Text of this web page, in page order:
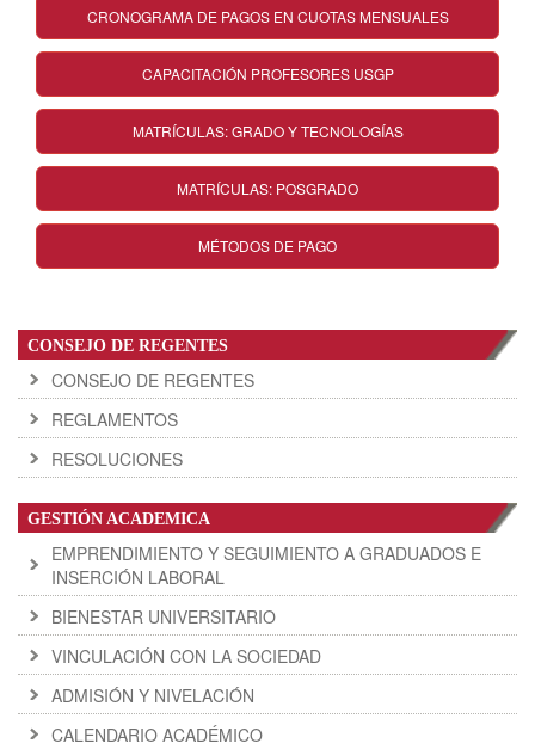
CRONOGRAMA DE PAGOS EN CUOTAS MENSUALES
CAPACITACIÓN PROFESORES USGP
MATRÍCULAS: GRADO Y TECNOLOGÍAS
MATRÍCULAS: POSGRADO
MÉTODOS DE PAGO
CONSEJO DE REGENTES
CONSEJO DE REGENTES
REGLAMENTOS
RESOLUCIONES
GESTIÓN ACADEMICA
EMPRENDIMIENTO Y SEGUIMIENTO A GRADUADOS E
INSERCIÓN LABORAL
BIENESTAR UNIVERSITARIO
VINCULACIÓN CON LA SOCIEDAD
ADMISIÓN Y NIVELACIÓN
CALENDARIO ACADÉMICO